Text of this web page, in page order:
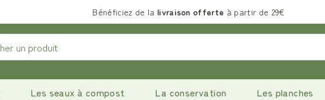
Bénéficiez de la livraison offerte à partir de 29€
Les seaux à compost La conservation Les planches